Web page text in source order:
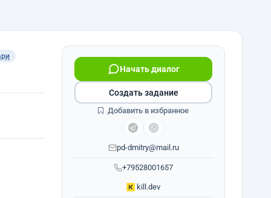
+79528001657
Начать диалог
pd-dmitry@mail.ru
kill.dev
Создать задание
Добавить в избранное